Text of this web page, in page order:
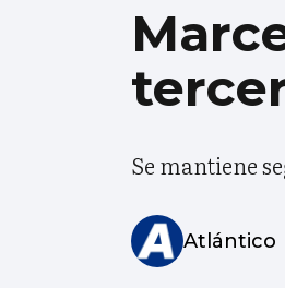
Se mantiene
Atlántico